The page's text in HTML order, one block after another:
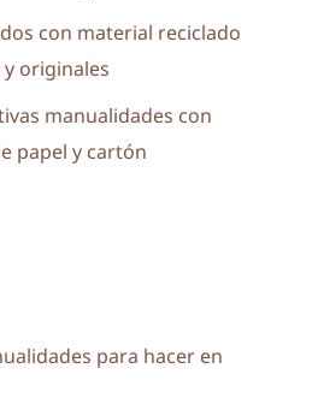
con material reciclado
originales
manualidades con
papel y cartón
para hacer en